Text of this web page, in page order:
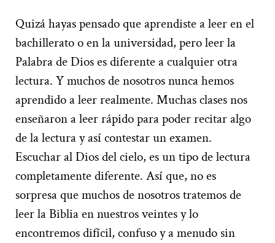
Quizá hayas pensado que aprendiste a leer en el
bachillerato o en la universidad, pero leer la
Palabra de Dios es diferente a cualquier otra
lectura. Y muchos de nosotros nunca hemos
aprendido a leer realmente. Muchas clases nos
enseñaron a leer rápido para poder recitar algo
de la lectura y así contestar un examen.
Escuchar al Dios del cielo, es un tipo de lectura
completamente diferente. Así que, no es
sorpresa que muchos de nosotros tratemos de
leer la Biblia en nuestros veintes y lo
encontremos difícil, confuso y a menudo sin